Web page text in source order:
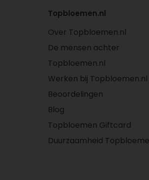
Topbloemen.nl
Over Topbloemen.nl
De mensen achter
Topbloemen.nl
Werken bij Topbloemen.nl
Beoordelingen
Blog
Topbloemen Giftcard
Duurzaamheid